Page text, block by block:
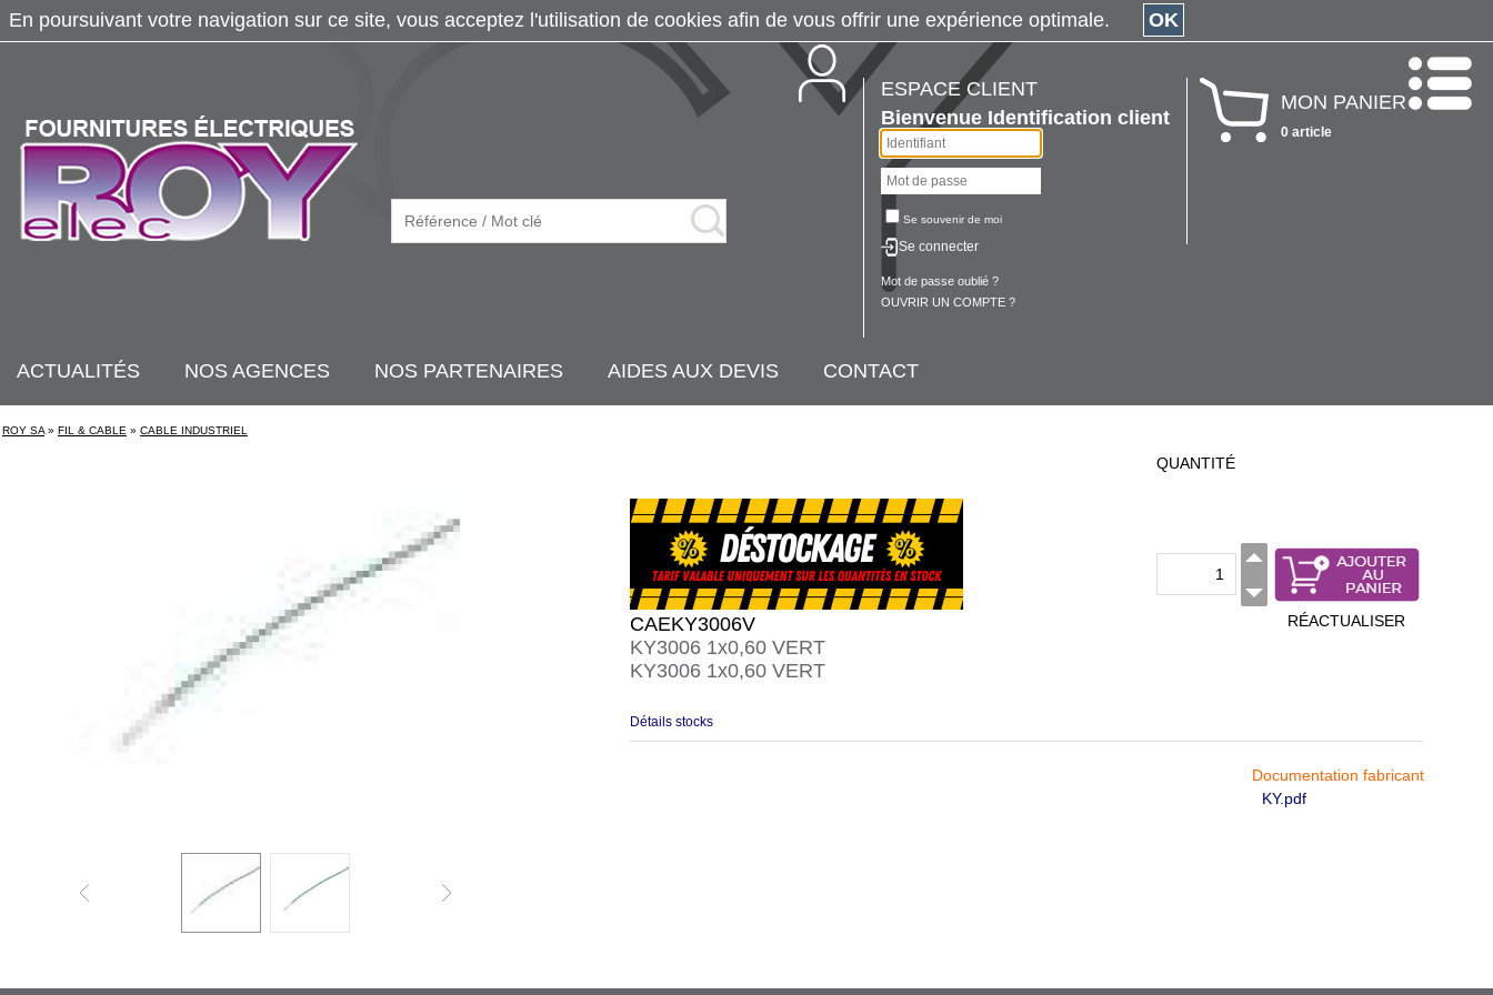
ESPACE CLIENT
Bienvenue Identification client
Se souvenir de moi
Se connecter
Mot de passe oublié ?
OUVRIR UN COMPTE ?
MON PANIER
0 article
ACTUALITÉS NOS AGENCES NOS PARTENAIRES AIDES AUX DEVIS CONTACT
ROY SA » FIL & CABLE » CABLE INDUSTRIEL
CAEKY3006V
KY3006 1x0,60 VERT
KY3006 1x0,60 VERT
QUANTITÉ
RÉACTUALISER
Détails stocks
Documentation fabricant
KY.pdf
En poursuivant votre navigation sur ce site, vous acceptez l'utilisation de cookies afin de vous offrir une expérience optimale. OK